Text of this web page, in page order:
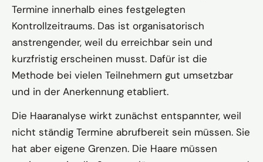
Termine innerhalb eines festgelegten
Kontrollzeitraums. Das ist organisatorisch
anstrengender, weil du erreichbar sein und
kurzfristig erscheinen musst. Dafür ist die
Methode bei vielen Teilnehmern gut umsetzbar
und in der Anerkennung etabliert.
Die Haaranalyse wirkt zunächst entspannter, weil
nicht ständig Termine abrufbereit sein müssen. Sie
hat aber eigene Grenzen. Die Haare müssen